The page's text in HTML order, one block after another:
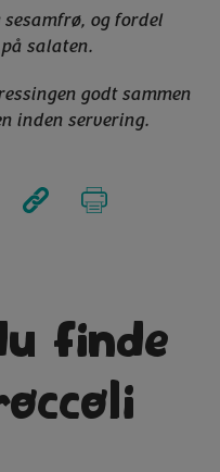
og fordel
salaten.
godt sammen
inden servering.
finde